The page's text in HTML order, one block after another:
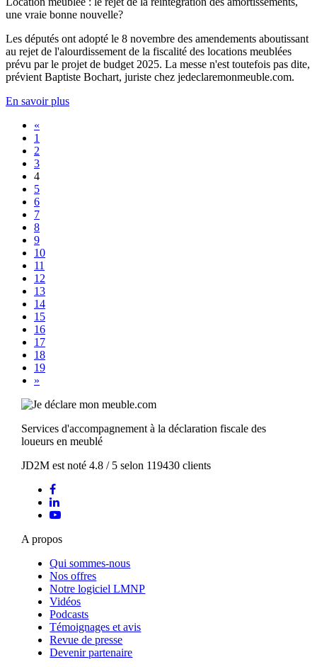
une vraie bonne nouvelle?
Les députés ont adopté le 8 novembre des amendements aboutissant
au rejet de l'alourdissement de la fiscalité des locations meublées
prévu par le projet de budget 2025. La messe n'est toutefois pas dite,
prévient Baptiste Bochart, juriste chez jedeclaremonmeuble.com.
En savoir plus
«
1
2
3
4
5
6
7
8
9
10
11
12
13
14
15
16
17
18
19
»
Services d'accompagnement à la déclaration fiscale des
loueurs en meublé
JD2M est noté4.8 / 5 selon 119430 clients
A propos
Qui sommes-nous
Nos offres
Notre logiciel LMNP
Vidéos
Podcasts
Témoignages et avis
Revue de presse
Devenir partenaire